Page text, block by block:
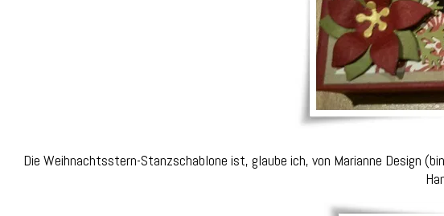
Die Weihnachtsstern-Stanzschablone ist, glaube ich, von Marianne Design